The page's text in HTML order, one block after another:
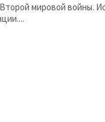
мировой войны.